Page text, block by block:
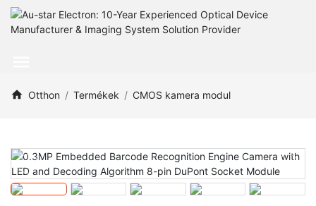
Otthon Termékek CMOS kamera modul